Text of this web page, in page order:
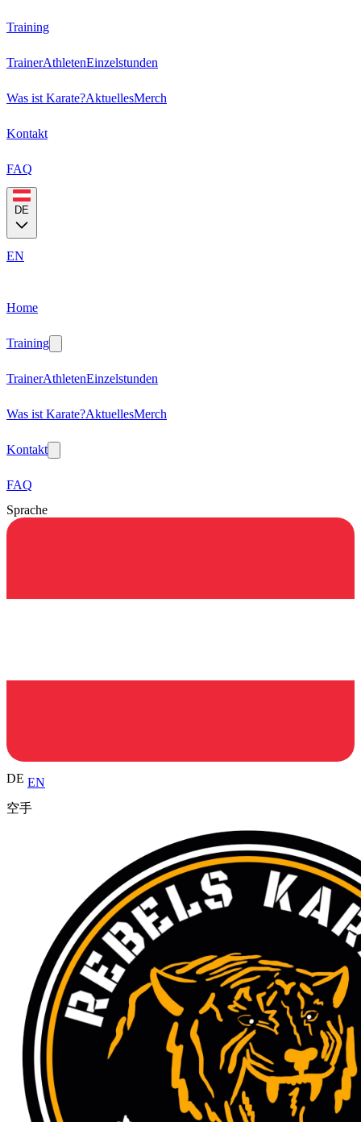
Training
TrainerAthletenEinzelstunden
Was ist Karate?AktuellesMerch
Kontakt
FAQ
DE
EN
Home
Training
TrainerAthletenEinzelstunden
Was ist Karate?AktuellesMerch
Kontakt
FAQ
Sprache
DE EN
空手